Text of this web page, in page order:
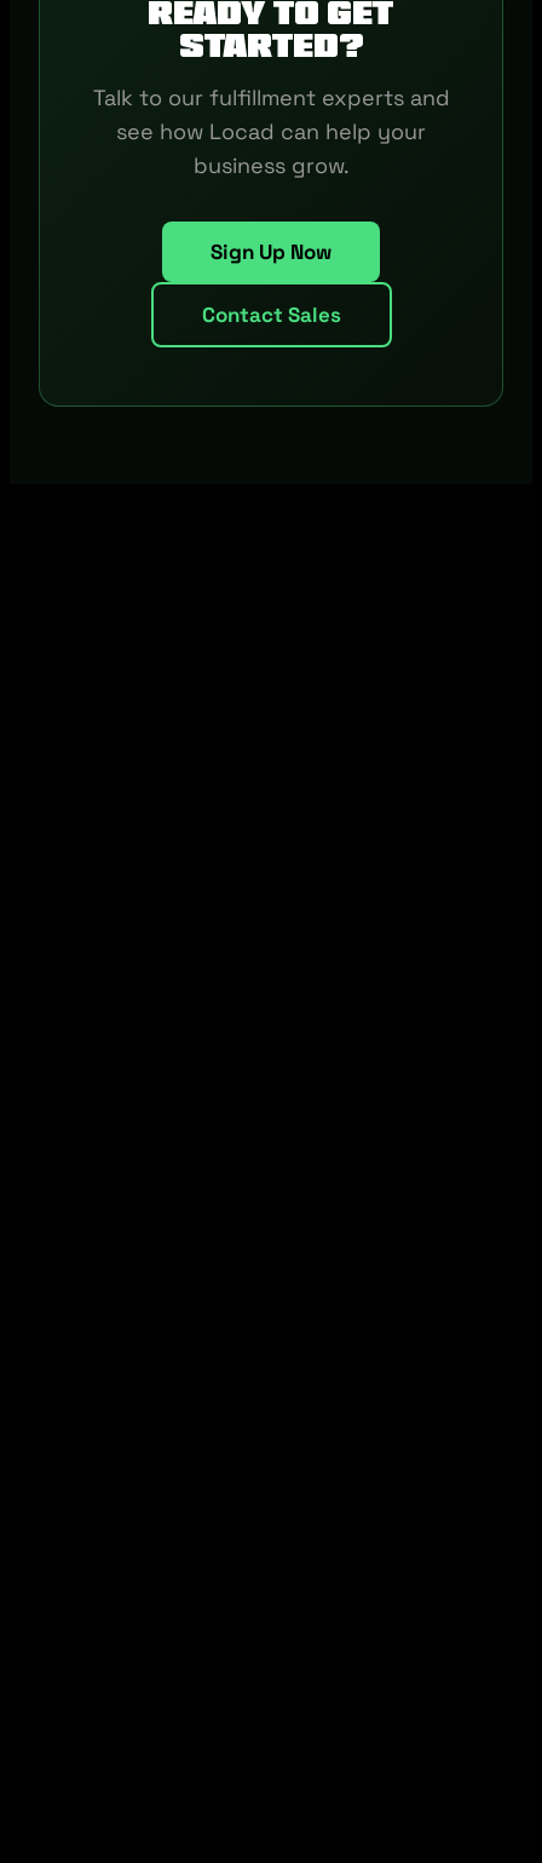
Ready to get
started?
Talk to our fulfillment experts and
see how Locad can help your
business grow.
Sign Up Now
Contact Sales